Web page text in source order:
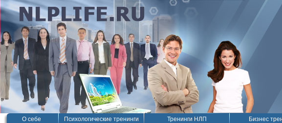
О себе Психологические тренинги Тренинги НЛП Бизнес